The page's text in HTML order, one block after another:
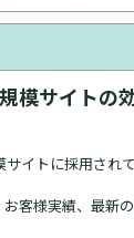
模サイトの
サイトに採用され
客様実績、最新